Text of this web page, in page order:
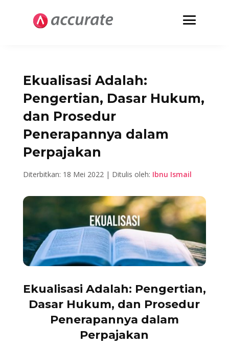
Ekualisasi Adalah:
Pengertian, Dasar Hukum,
dan Prosedur
Penerapannya dalam
Perpajakan
Diterbitkan: 18 Mei 2022 | Ditulis oleh: Ibnu Ismail
Ekualisasi Adalah: Pengertian,
Dasar Hukum, dan Prosedur
Penerapannya dalam
Perpajakan